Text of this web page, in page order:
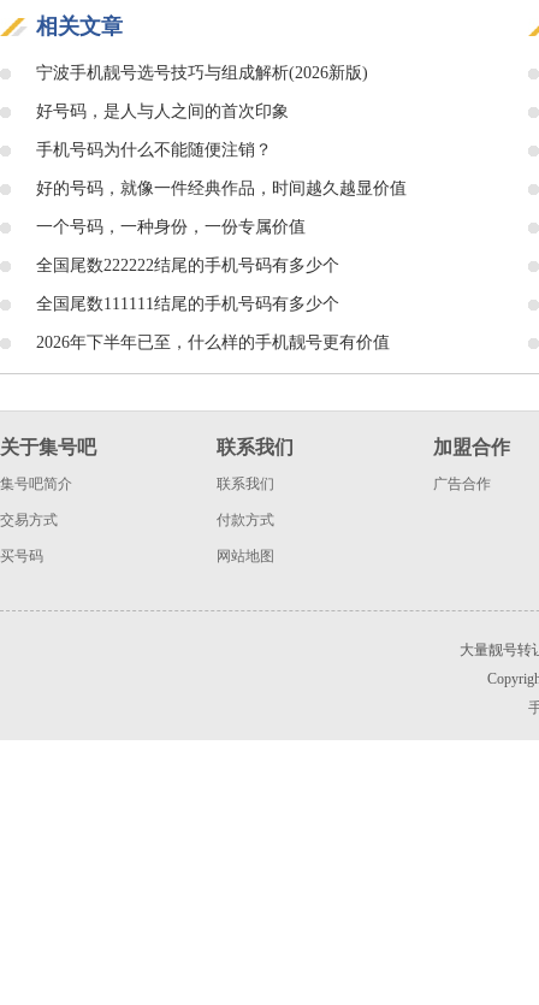
相关文章
宁波手机靓号选号技巧与组成解析(2026新版)
好号码，是人与人之间的首次印象
手机号码为什么不能随便注销？
好的号码，就像一件经典作品，时间越久越显价值
一个号码，一种身份，一份专属价值
全国尾数222222结尾的手机号码有多少个
全国尾数111111结尾的手机号码有多少个
2026年下半年已至，什么样的手机靓号更有价值
关于集号吧
集号吧简介
交易方式
买号码
联系我们
联系我们
付款方式
网站地图
加盟合作
广告合作
大量靓号转